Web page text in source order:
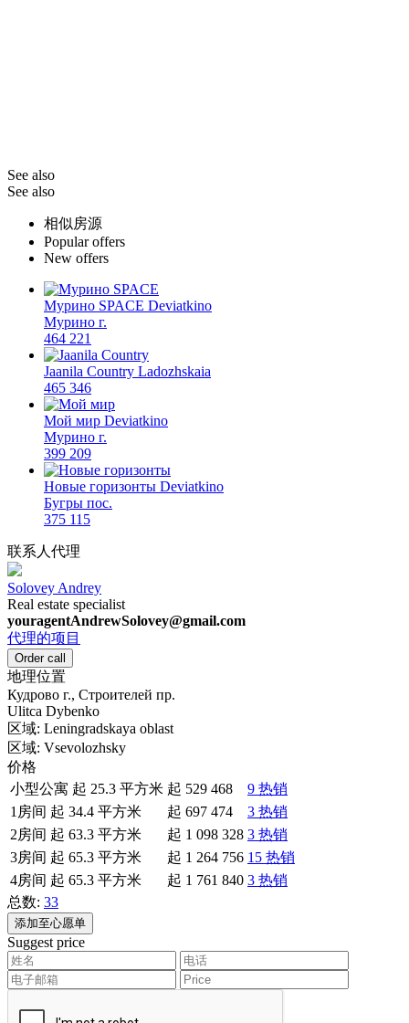
See also
See also
相似房源
Popular offers
New offers
Мурино SPACE Deviatkino
Мурино г.
464 221
Jaanila Country Ladozhskaia
465 346
Мой мир Deviatkino
Мурино г.
399 209
Новые горизонты Deviatkino
Бугры пос.
375 115
联系人代理
Solovey Andrey
Real estate specialist
youragentAndrewSolovey@gmail.com
代理的项目
Order call
地理位置
Кудрово г., Строителей пр.
Ulitca Dybenko
区域: Leningradskaya oblast
区域: Vsevolozhsky
价格
小型公寓 起 25.3 平方米 起 529 468
9 热销
1房间 起 34.4 平方米
起 697 474
3 热销
2房间 起 63.3 平方米
起 1 098 328 3 热销
3房间 起 65.3 平方米
起 1 264 756 15 热销
4房间 起 65.3 平方米
起 1 761 840 3 热销
总数: 33
添加至心愿单
Suggest price